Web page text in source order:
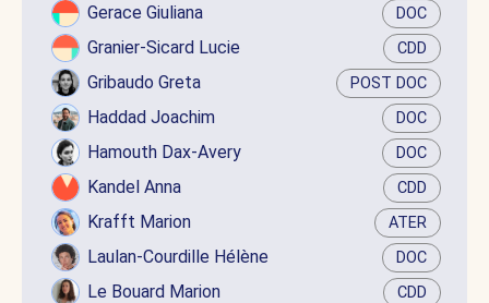
Gerace Giuliana DOC
Granier-Sicard Lucie CDD
Gribaudo Greta POST DOC
Haddad Joachim DOC
Hamouth Dax-Avery DOC
Kandel Anna CDD
Krafft Marion ATER
Laulan-Courdille Hélène DOC
Le Bouard Marion CDD